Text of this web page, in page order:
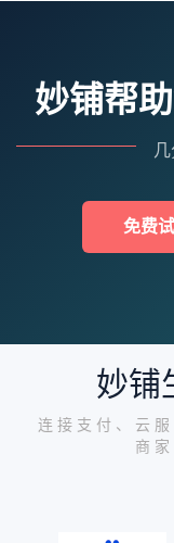
妙铺帮
免费
妙铺
连接支付、云
商